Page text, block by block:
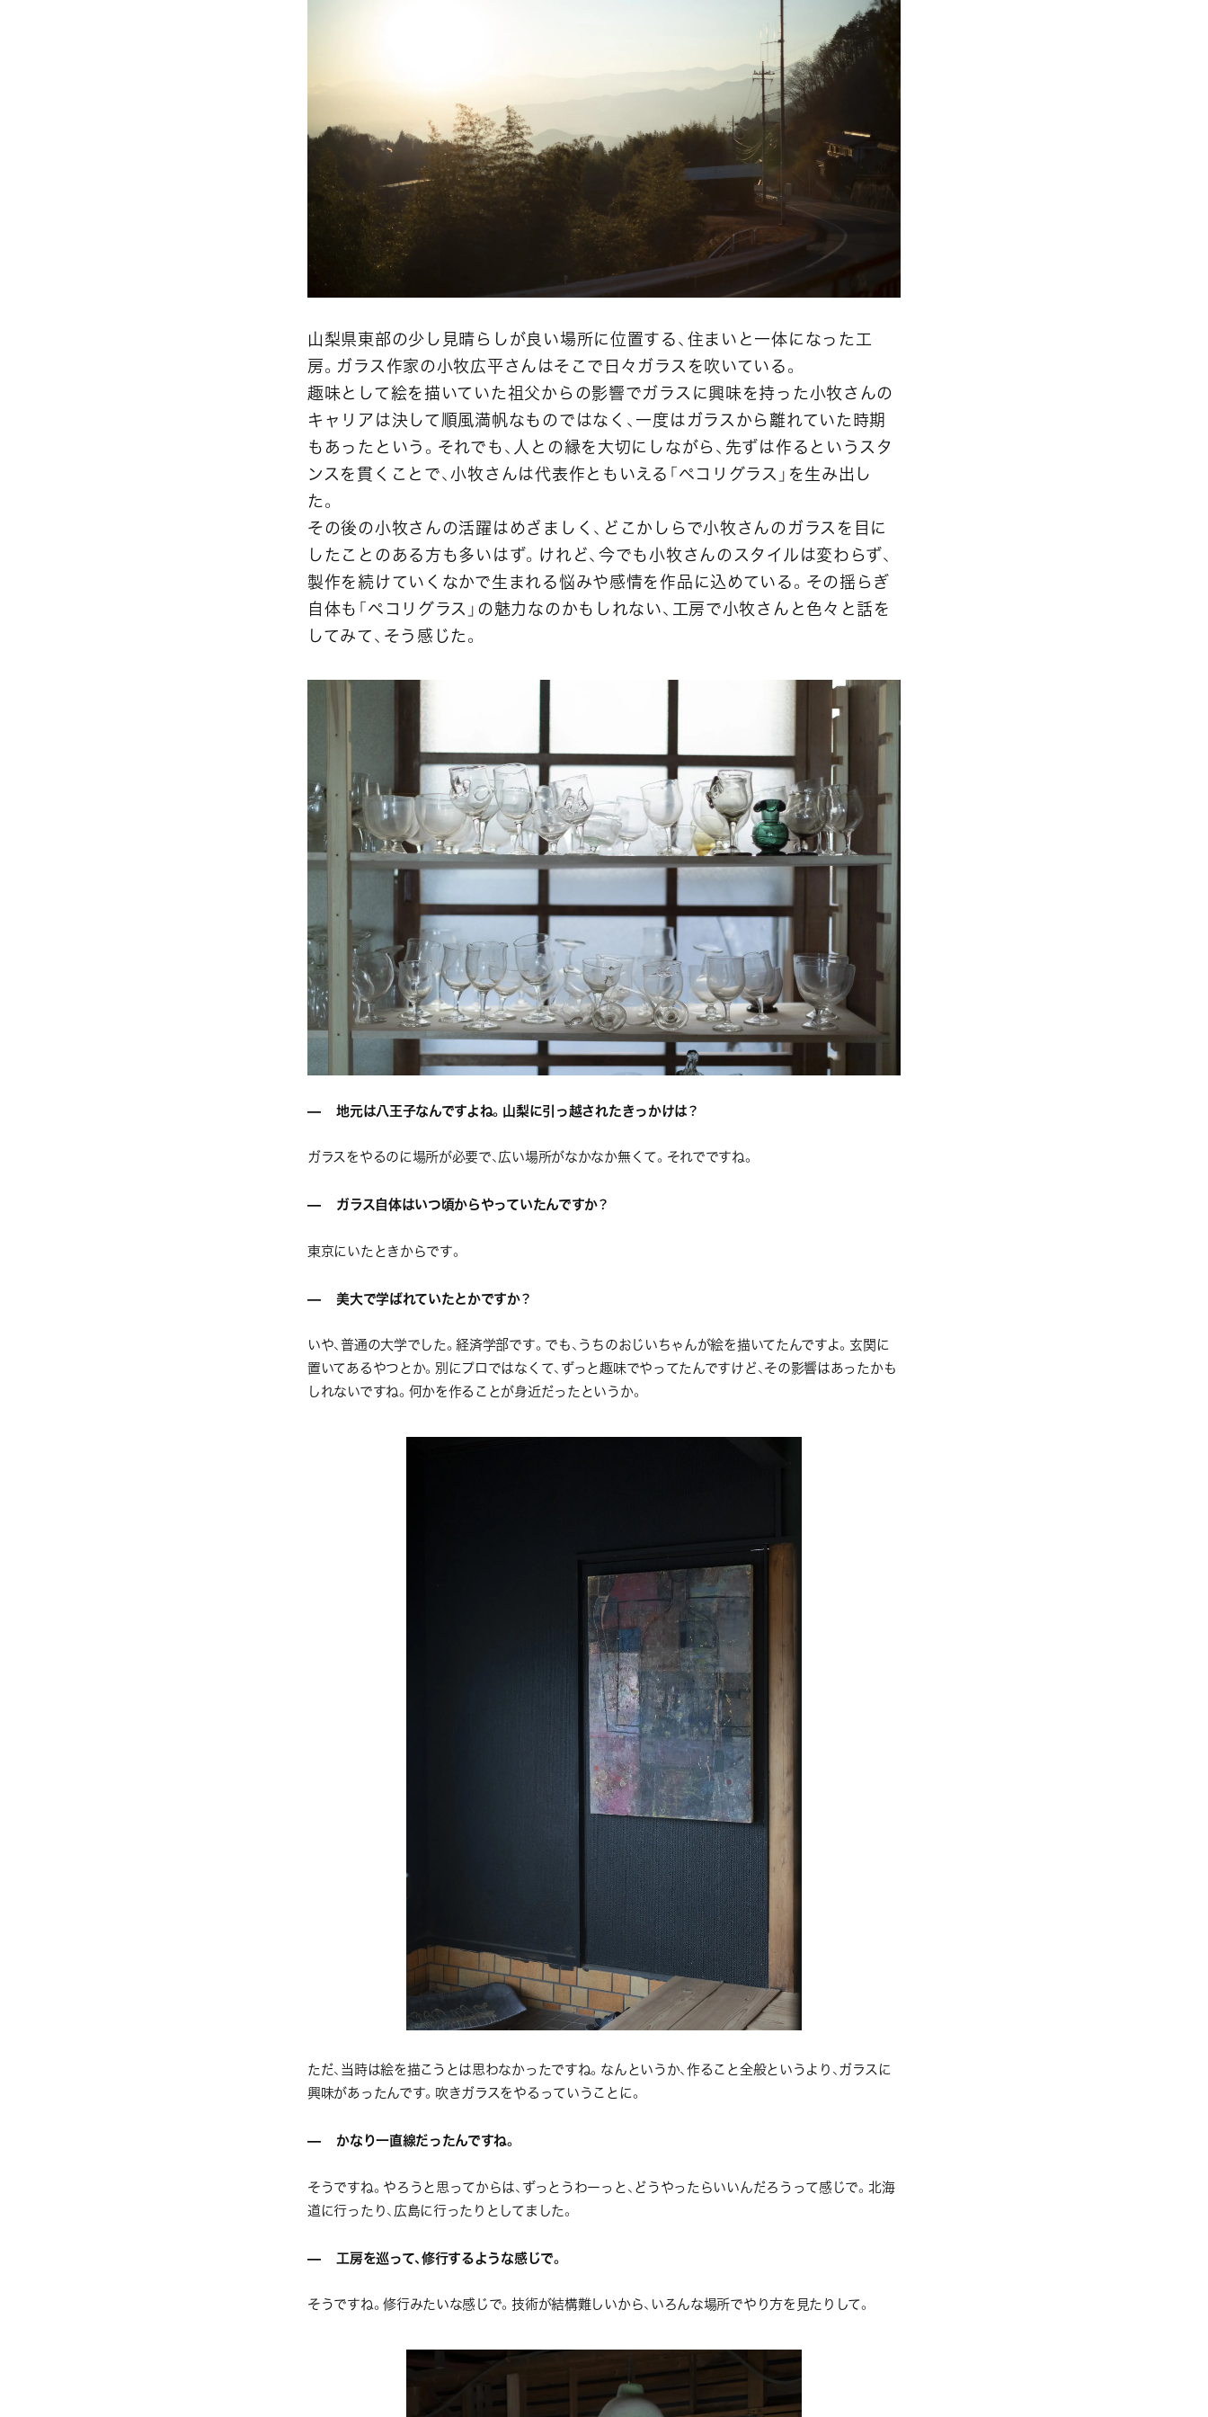
山梨県東部の少し見晴らしが良い場所に位置する、住まいと一体になった工
房。ガラス作家の小牧広平さんはそこで日々ガラスを吹いている。
趣味として絵を描いていた祖父からの影響でガラスに興味を持った小牧さんの
キャリアは決して順風満帆なものではなく、一度はガラスから離れていた時期
もあったという。それでも、人との縁を大切にしながら、先ずは作るというスタ
ンスを貫くことで、小牧さんは代表作ともいえる「ペコリグラス」を生み出し
た。
その後の小牧さんの活躍はめざましく、どこかしらで小牧さんのガラスを目に
したことのある方も多いはず。けれど、今でも小牧さんのスタイルは変わらず、
製作を続けていくなかで生まれる悩みや感情を作品に込めている。その揺らぎ
自体も「ペコリグラス」の魅力なのかもしれない、工房で小牧さんと色々と話を
してみて、そう感じた。
— 地元は八王子なんですよね。山梨に引っ越されたきっかけは？
ガラスをやるのに場所が必要で、広い場所がなかなか無くて。それでですね。
— ガラス自体はいつ頃からやっていたんですか？
東京にいたときからです。
— 美大で学ばれていたとかですか？
いや、普通の大学でした。経済学部です。でも、うちのおじいちゃんが絵を描いてたんですよ。玄関に
置いてあるやつとか。別にプロではなくて、ずっと趣味でやってたんですけど、その影響はあったかも
しれないですね。何かを作ることが身近だったというか。
ただ、当時は絵を描こうとは思わなかったですね。なんというか、作ること全般というより、ガラスに
興味があったんです。吹きガラスをやるっていうことに。
— かなり一直線だったんですね。
そうですね。やろうと思ってからは、ずっとうわーっと、どうやったらいいんだろうって感じで。北海
道に行ったり、広島に行ったりとしてました。
— 工房を巡って、修行するような感じで。
そうですね。修行みたいな感じで。技術が結構難しいから、いろんな場所でやり方を見たりして。